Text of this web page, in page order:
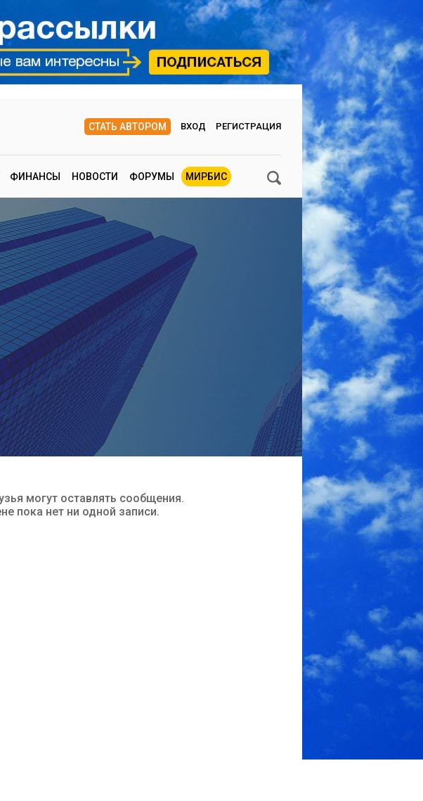
СТАТЬ АВТОРОМ ВХОД РЕГИСТРАЦИЯ
ФИНАНСЫ НОВОСТИ ФОРУМЫ МИРБИС
могут оставлять сообщения.
пока нет ни одной записи.